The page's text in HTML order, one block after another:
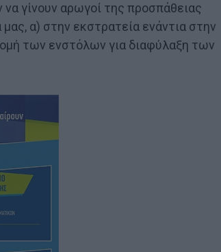
να γίνουν αρωγοί της προσπάθειας
α) στην εκστρατεία ενάντια στην
των ενστόλων για διαφύλαξη των